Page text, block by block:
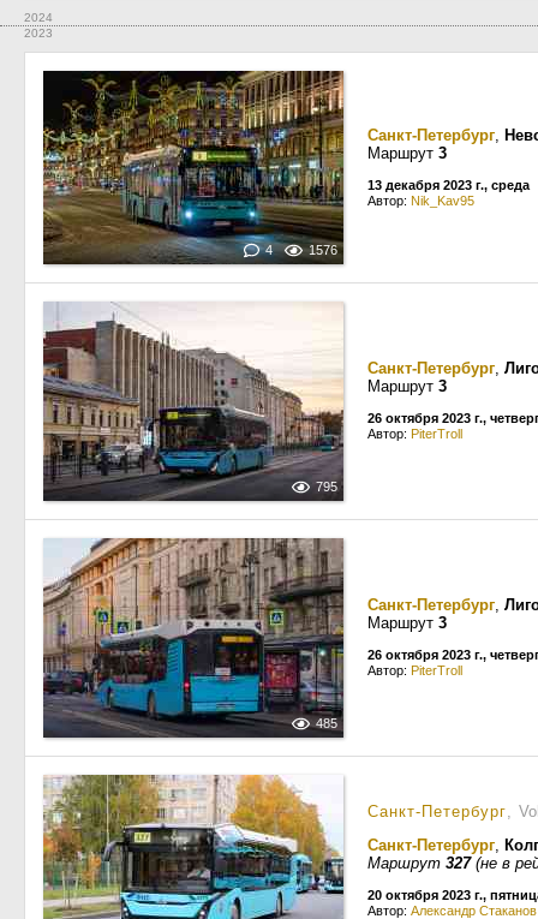
2024
2023
4 1576
Санкт-Петербург,
Маршрут 3
13 декабря 2023 г., среда
Автор: Nik_Kav95
795
Санкт-Петербург,
Маршрут 3
26 октября 2023 г.,
Автор: PiterTroll
485
Санкт-Петербург,
Маршрут 3
26 октября 2023 г.,
Автор: PiterTroll
Санкт-Петербург,
Санкт-Петербург,
Маршрут 327(не в
20 октября 2023 г.,
Автор: Александр Стаканов